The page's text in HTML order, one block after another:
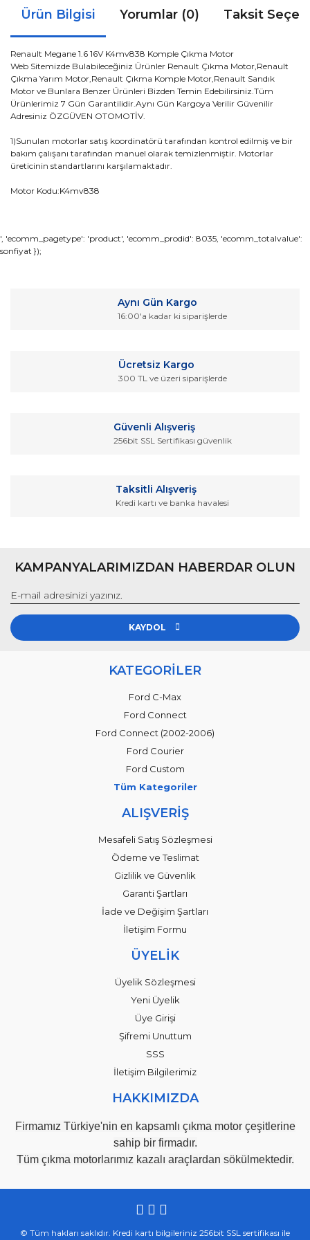
Ürün Bilgisi Yorumlar (0) Taksit
Renault Megane 1.6 16V K4mv838 Komple Çıkma Motor
Web Sitemizde Bulabileceğiniz Ürünler Renault Çıkma Motor,Renault
Çıkma Yarım Motor,Renault Çıkma Komple Motor,Renault Sandık
Motor ve Bunlara Benzer Ürünleri Bizden Temin Edebilirsiniz.Tüm
Ürünlerimiz 7 Gün Garantilidir.Aynı Gün Kargoya Verilir Güvenilir
Adresiniz ÖZGÜVEN OTOMOTİV.
1)Sunulan motorlar satış koordinatörü tarafından kontrol edilmiş ve bir
bakım çalışanı tarafından manuel olarak temizlenmiştir. Motorlar
üreticinin standartlarını karşılamaktadır.
Motor Kodu:K4mv838
Yorum Yaz
Bu ürünün fiyat bilgisi, resim, ürün açıklamalarında ve diğer
konularda yetersiz gördüğünüz noktaları öneri formunu
Ürün resmi kalitesiz, bozuk veya görüntülenemiyor.
Ürün fiyatı diğer sitelerden daha pahalı.
', 'ecomm_pagetype': 'product', 'ecomm_prodid': 8035, 'ecomm_totalvalue':
sonfiyat });
Aynı Gün Kargo
16:00'a kadar ki siparişlerde
Ücretsiz Kargo
300 TL ve üzeri siparişlerde
Güvenli Alışveriş
256bit SSL Sertifikası güvenlik
Taksitli Alışveriş
Kredi kartı ve banka havalesi
KAMPANYALARIMIZDAN HABERDAR OLUN
KAYDOL
KATEGORİLER
Ford C-Max
Ford Connect
Ford Connect (2002-2006)
Ford Courier
Ford Custom
Tüm Kategoriler
ALIŞVERİŞ
Mesafeli Satış Sözleşmesi
Ödeme ve Teslimat
Gizlilik ve Güvenlik
Garanti Şartları
İade ve Değişim Şartları
İletişim Formu
ÜYELİK
Üyelik Sözleşmesi
Yeni Üyelik
Üye Girişi
Şifremi Unuttum
SSS
İletişim Bilgilerimiz
HAKKIMIZDA
Firmamız Türkiye'nin en kapsamlı çıkma motor çeşitlerine
sahip bir firmadır.
Tüm çıkma motorlarımız kazalı araçlardan sökülmektedir.
© Tüm hakları saklıdır. Kredi kartı bilgileriniz 256bit SSL sertifikası ile